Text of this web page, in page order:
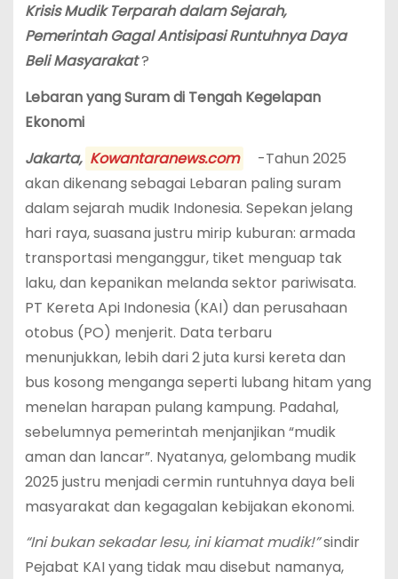
Krisis Mudik Terparah dalam Sejarah,
Pemerintah Gagal Antisipasi Runtuhnya Daya
Beli Masyarakat?
Lebaran yang Suram di Tengah Kegelapan
Ekonomi
Jakarta, Kowantaranews.com
-Tahun 2025
akan dikenang sebagai Lebaran paling suram
dalam sejarah mudik Indonesia. Sepekan jelang
hari raya, suasana justru mirip kuburan: armada
transportasi menganggur, tiket menguap tak
laku, dan kepanikan melanda sektor pariwisata.
PT Kereta Api Indonesia (KAI) dan perusahaan
otobus (PO) menjerit. Data terbaru
menunjukkan, lebih dari 2 juta kursi kereta dan
bus kosong menganga seperti lubang hitam yang
menelan harapan pulang kampung. Padahal,
sebelumnya pemerintah menjanjikan “mudik
aman dan lancar”. Nyatanya, gelombang mudik
2025 justru menjadi cermin runtuhnya daya beli
masyarakat dan kegagalan kebijakan ekonomi.
“Ini bukan sekadar lesu, ini kiamat mudik!”sindir
Pejabat KAI yang tidak mau disebut namanya,